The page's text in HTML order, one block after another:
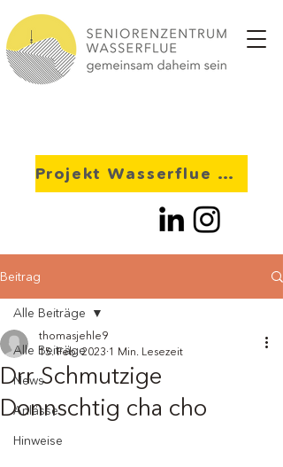
Projekt Wasserflue 2028
Beitrag
Alle Beiträge
News
Anlässe
Hinweise
Alle Beiträge
Drr Schmutzige
Donnschtig cha cho
thomasjehle9
15. Feb. 2023 1 Min. Lesezeit